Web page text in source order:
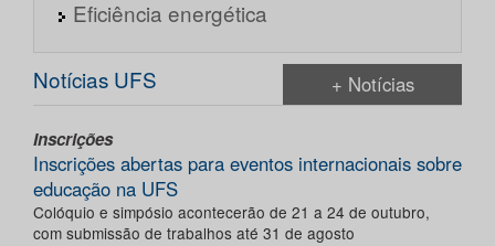
Eficiência energética
Notícias UFS + Notícias
Inscrições
Inscrições abertas para eventos internacionais sobre
educação na UFS
Colóquio e simpósio acontecerão de 21 a 24 de outubro,
com submissão de trabalhos até 31 de agosto